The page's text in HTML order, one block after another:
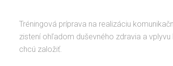
Tréningová príprava na realizáciu
zistení ohľadom duševného zdravia a
chcú založiť.